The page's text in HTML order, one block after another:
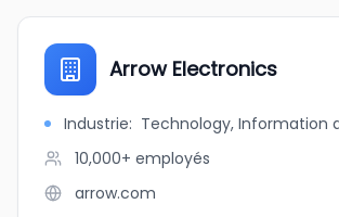
Arrow Electronics
Industrie: Technology, Information
10,000+ employés
arrow.com